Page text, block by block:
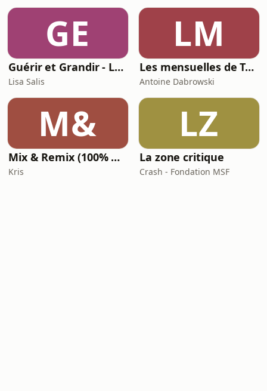
GE
Guérir et Grandir - Le podcast santé et nutrition de Lisa Salis (@lisasalislife)
Lisa Salis
LM
Les mensuelles de Tsugi Radio
Antoine Dabrowski
M&
Mix & Remix (100% Hits) - Oxygène Radio
Kris
LZ
La zone critique
Crash - Fondation MSF